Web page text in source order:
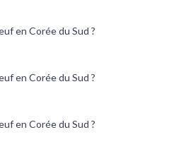
en Corée du Sud ?
en Corée du Sud ?
en Corée du Sud ?